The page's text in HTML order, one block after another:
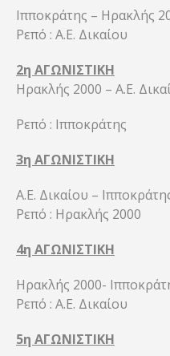
Ιπποκράτης – Ηρακλής
Ρεπό : Α.Ε. Δικαίου
2η ΑΓΩΝΙΣΤΙΚΗ
Ηρακλής 2000 – Α.Ε.
Ρεπό : Ιπποκράτης
3η ΑΓΩΝΙΣΤΙΚΗ
Α.Ε. Δικαίου –
Ρεπό : Ηρακλής 2000
4η ΑΓΩΝΙΣΤΙΚΗ
Ηρακλής 2000-
Ρεπό : Α.Ε. Δικαίου
5η ΑΓΩΝΙΣΤΙΚΗ